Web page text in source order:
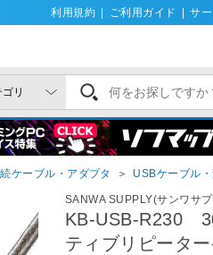
利用規約 ご利用ガイド サ
ケーブル・アダプタ ＞ USBケーブル
SANWA SUPPLY(サンワサ
KB-USB-R230
ティブリピータ